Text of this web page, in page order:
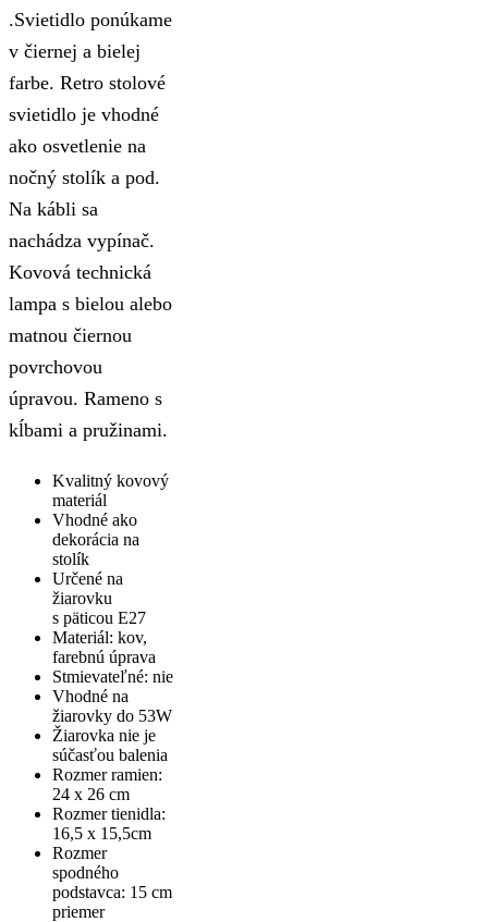
.Svietidlo ponúkame
v čiernej a bielej
farbe. Retro stolové
svietidlo je vhodné
ako osvetlenie na
nočný stolík a pod.
Na kábli sa
nachádza vypínač.
Kovová technická
lampa s bielou alebo
matnou čiernou
povrchovou
úpravou. Rameno s
kĺbami a pružinami.
Kvalitný kovový
materiál
Vhodné ako
dekorácia na
stolík
Určené na
žiarovku
s päticou E27
Materiál: kov,
farebnú úprava
Stmievateľné: nie
Vhodné na
žiarovky do 53W
Žiarovka nie je
súčasťou balenia
Rozmer ramien:
24 x 26 cm
Rozmer tienidla:
16,5 x 15,5cm
Rozmer
spodného
podstavca: 15 cm
priemer